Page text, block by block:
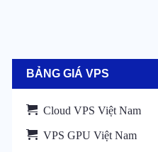
BẢNG GIÁ VPS
Cloud VPS Việt Nam
VPS GPU Việt Nam